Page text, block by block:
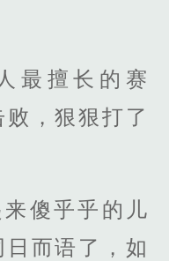
最擅长的赛
，狠狠打了
傻乎乎的儿
而语了，如